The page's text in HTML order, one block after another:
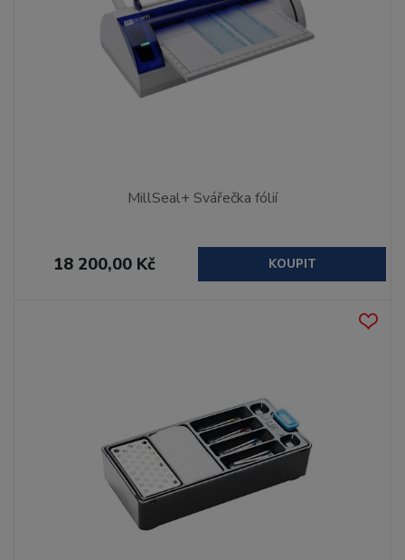
MillSeal+ Svářečka fólií
18 200,00 Kč KOUPIT